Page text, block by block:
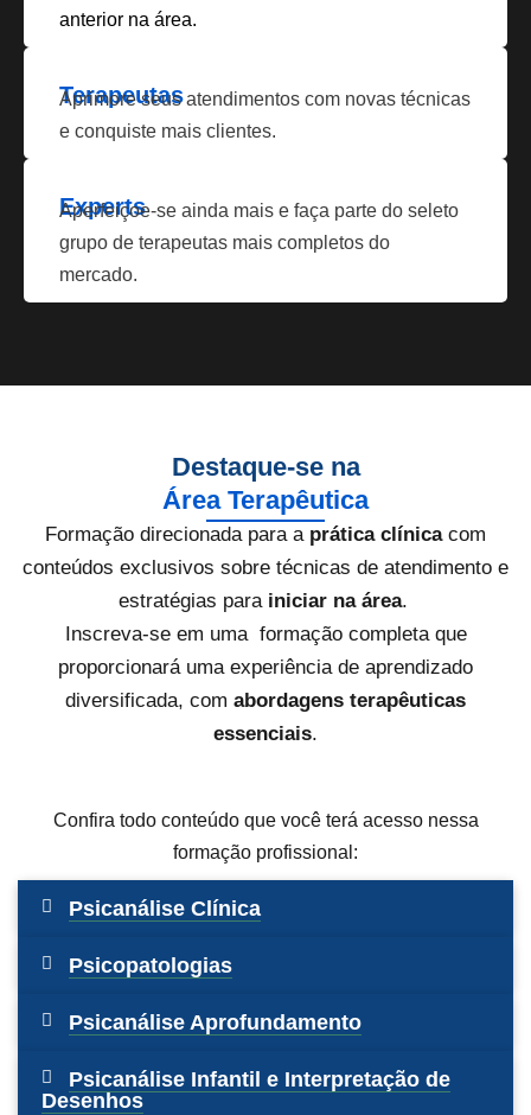
anterior na área.
Terapeutas
Aprimore seus atendimentos com novas técnicas
e conquiste mais clientes.
Experts
Aperfeiçoe-se ainda mais e faça parte do seleto
grupo de terapeutas mais completos do
mercado.
Destaque-se na
Área Terapêutica
Formação direcionada para a prática clínica com
conteúdos exclusivos sobre técnicas de atendimento e
estratégias parainiciar na área.
Inscreva-se em uma formação completa que
proporcionará uma experiência de aprendizado
diversificada, com abordagens terapêuticas
essenciais.
Confira todo conteúdo que você terá acesso nessa
formação profissional:
Psicanálise Clínica
Psicopatologias
Psicanálise Aprofundamento
Psicanálise Infantil e Interpretação de
Desenhos